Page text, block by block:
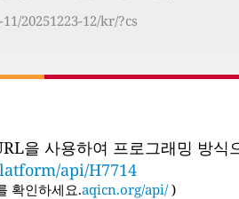
20251223-12/kr/?cs
을 사용하여 프로그래밍 방식
api/H7714
확인하세요.aqicn.org/api/ )